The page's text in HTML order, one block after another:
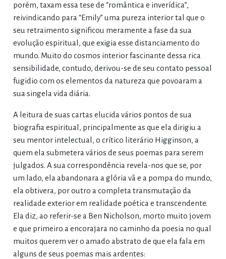
porém, taxam essa tese de “romântica e inverídica”,
reivindicando para “Emily” uma pureza interior tal que o
seu retraimento significou meramente a fase da sua
evolução espiritual, que exigia esse distanciamento do
mundo. Muito do cosmos interior fascinante dessa rica
sensibilidade, contudo, derivou-se de seu contato pessoal
fugidio com os elementos da natureza que povoaram a
sua singela vida diária.
A leitura de suas cartas elucida vários pontos de sua
biografia espiritual, principalmente as que ela dirigiu a
seu mentor intelectual, o crítico literário Higginson, a
quem ela submetera vários de seus poemas para serem
julgados. A sua correspondência revela-nos que se, por
um lado, ela abandonara a glória vã e a pompa do mundo,
ela obtivera, por outro a completa transmutação da
realidade exterior em realidade poética e transcendente.
Ela diz, ao referir-se a Ben Nicholson, morto muito jovem
e que primeiro a encorajara no caminho da poesia no qual
muitos querem ver o amado abstrato de que ela fala em
alguns de seus poemas mais ardentes: